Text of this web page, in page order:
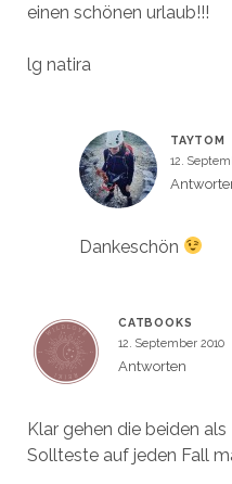
einen schönen urlaub!!!
lg natira
TAYTOM
12.
Dankeschön
CATBOOKS
12. September 2010
Antworten
Klar gehen die beiden
Sollteste auf jeden Fall